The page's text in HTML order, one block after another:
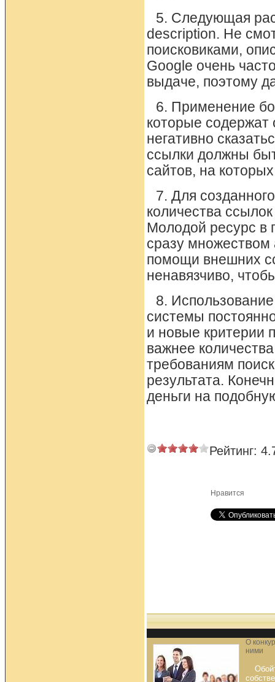
5. Следующая
description. Не
поисковиками,
Google очень
выдаче, поэтому
6. Применение
которые содержат
негативно
ссылки должны
сайтов, на
7. Для
количества
Молодой ресурс в
сразу множеством
помощи внешних
ненавязчиво,
8.
системы
и новые критерии
важнее
требованиям
результата.
деньги на
Рейтинг:
Нравится
О
ними